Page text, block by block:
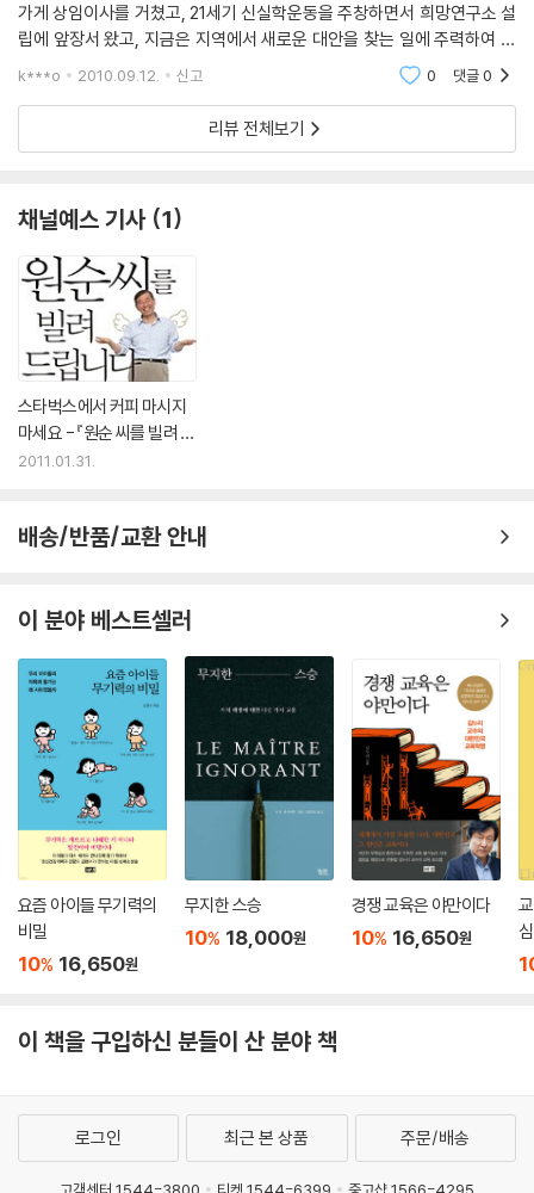
가게 상임이사를 거쳤고, 21세기 신실학운동을 주창하면서 희망연구소 설
립에 앞장서 왔고, 지금은 지역에서 새로운 대안을 찾는 일에 주력하여 전
국 방방곡곡을 다니면서 해답을 구하고 있다. 『마을이 학교다』라는 책은
k***o 2010.09.12. 신고 0 댓글0
리뷰 전체보기
채널예스 기사 1
스타벅스에서 커피 마시지
마세요 - 『원순 씨를 빌려 드
립니다』 박원순
2011.01.31.
배송/반품/교환 안내
이 분야 베스트셀러
요즘 아이들 무기력의
비밀
10% 16,650원
무지한 스승
10% 18,000원
경쟁 교육은 야만이다
10% 16,650원
이 책을 구입하신 분들이 산 분야 책
로그인 최근 본 상품 주문/배송